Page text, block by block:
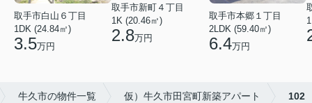
取手市白山６丁目
1DK (24.84㎡)
3.5万円
取手市新町４丁目
1K (20.46㎡)
2.8万円
取手市本郷１丁目
2LDK (59.40㎡)
6.4万円
牛久市の物件一覧 仮）牛久市田宮町新築アパート 102